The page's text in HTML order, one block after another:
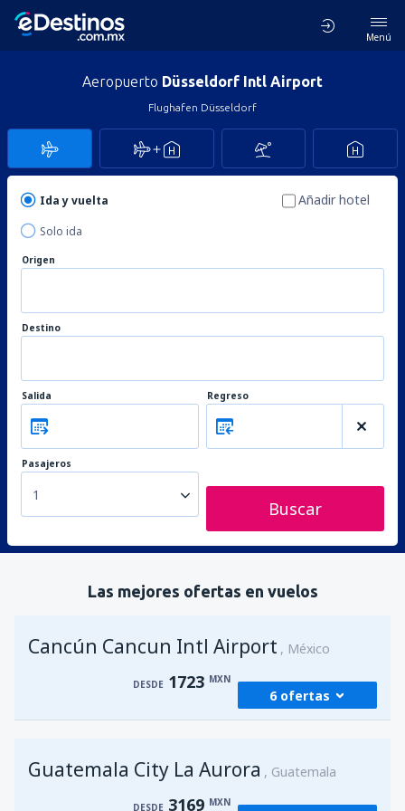
Menú
Aeropuerto Düsseldorf Intl Airport
Flughafen Düsseldorf
Ida y vuelta
Solo ida
Añadir hotel
Origen
Destino
Salida Regreso
Pasajeros
1
Buscar
Las mejores ofertas en vuelos
Cancún Cancun Intl Airport México
DESDE 1723 MXN
6 ofertas
México Benito Juárez (MEX)
1941
Guatemala City La Aurora Guatemala
DESDE 3169 MXN